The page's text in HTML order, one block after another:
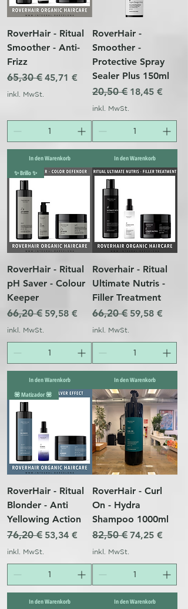
RoverHair - Ritual
Smoother - Anti-
Frizz
Standardpreis
65,30 € Sale-Preis
45,71 €
inkl. MwSt.
In den Warenkorb
RoverHair -
Smoother -
Protective Spray
Sealer Plus 150ml
Standardpreis
20,50 € Sale-Preis
18,45 €
inkl. MwSt.
In den Warenkorb
✨ Brillo ✨
RoverHair - Ritual
pH Saver - Colour
Keeper
Standardpreis
66,20 € Sale-Preis
59,58 €
inkl. MwSt.
In den Warenkorb
Roverhair - Ritual
Ultimate Nutris -
Filler Treatment
Standardpreis
66,20 € Sale-Preis
59,58 €
inkl. MwSt.
In den Warenkorb
💟 Matizador 💟
RoverHair - Ritual
Blonder - Anti
Yellowing Action
Standardpreis
76,20 € Sale-Preis
53,34 €
inkl. MwSt.
In den Warenkorb
RoverHair - Curl
On - Hydra
Shampoo 1000ml
Standardpreis
82,50 € Sale-Preis
74,25 €
inkl. MwSt.
In den Warenkorb